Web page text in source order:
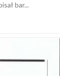
bar...